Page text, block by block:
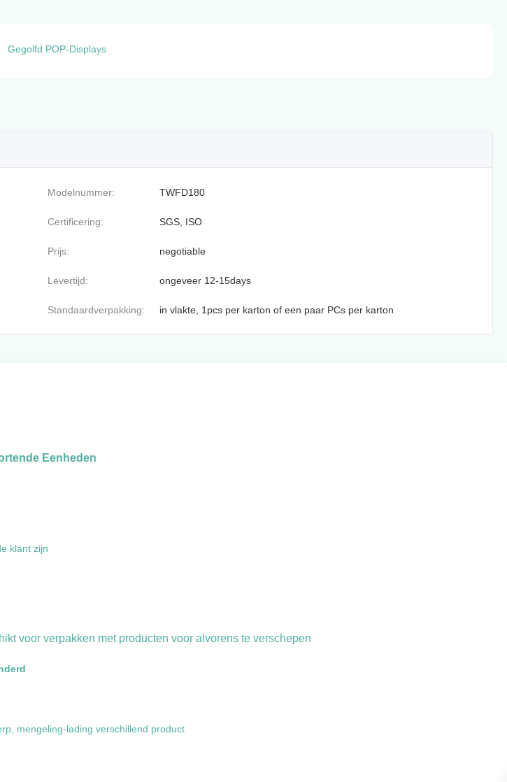
Gegolfd POP-Displays
Modelnummer: TWFD180
Certificering: SGS, ISO
Prijs: negotiable
Levertijd: ongeveer 12-15days
Standaardverpakking: in vlakte, 1pcs per karton of een paar PCs per karton
Eenheden
klant zijn
voor verpakken met producten voor alvorens te verschepen
mengeling-lading verschillend product